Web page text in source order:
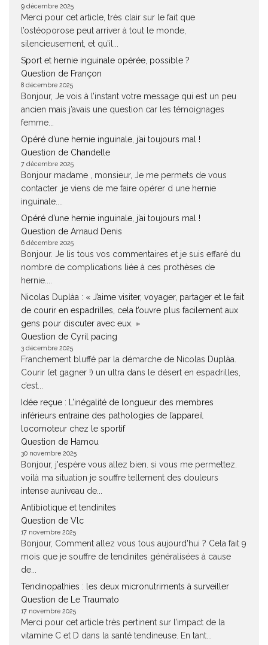
9 décembre 2025
Merci pour cet article, très clair sur le fait que
l’ostéoporose peut arriver à tout le monde,
silencieusement, et qu’il...
Sport et hernie inguinale opérée, possible ?
Question de Françon
8 décembre 2025
Bonjour, Je vois à l’instant votre message qui est un peu
ancien mais j’avais une question car les témoignages
femme...
Opéré d’une hernie inguinale, j’ai toujours mal !
Question de Chandelle
7 décembre 2025
Bonjour madame , monsieur, Je me permets de vous
contacter ,je viens de me faire opérer d une hernie
inguinale....
Opéré d’une hernie inguinale, j’ai toujours mal !
Question de Arnaud Denis
6 décembre 2025
Bonjour. Je lis tous vos commentaires et je suis effaré du
nombre de complications liée à ces prothèses de
hernie....
Nicolas Duplàa : « J’aime visiter, voyager, partager et le fait
de courir en espadrilles, cela t’ouvre plus facilement aux
gens pour discuter avec eux. »
Question de Cyril pacing
3 décembre 2025
Franchement bluffé par la démarche de Nicolas Duplàa.
Courir (et gagner !) un ultra dans le désert en espadrilles,
c’est...
Idée reçue : L’inégalité de longueur des membres
inférieurs entraine des pathologies de l’appareil
locomoteur chez le sportif
Question de Hamou
30 novembre 2025
Bonjour, j'espère vous allez bien. si vous me permettez.
voilà ma situation je souffre tellement des douleurs
intense auniveau de...
Antibiotique et tendinites
Question de Vlc
17 novembre 2025
Bonjour, Comment allez vous tous aujourd'hui ? Cela fait 9
mois que je souffre de tendinites généralisées à cause
de...
Tendinopathies : les deux micronutriments à surveiller
Question de Le Traumato
17 novembre 2025
Merci pour cet article très pertinent sur l’impact de la
vitamine C et D dans la santé tendineuse. En tant...